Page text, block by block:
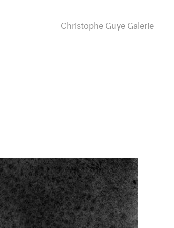
Christophe Guye Galerie